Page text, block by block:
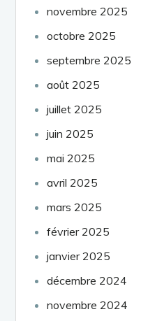
novembre 2025
octobre 2025
septembre 2025
août 2025
juillet 2025
juin 2025
mai 2025
avril 2025
mars 2025
février 2025
janvier 2025
décembre 2024
novembre 2024